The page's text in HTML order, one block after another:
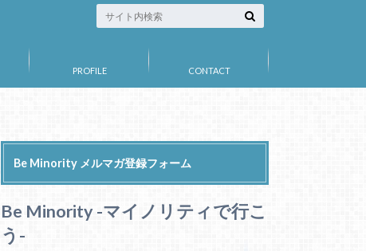
PROFILE CONTACT
Be Minority メルマガ登録フォーム
Be Minority -マイノリティで行こ
う-